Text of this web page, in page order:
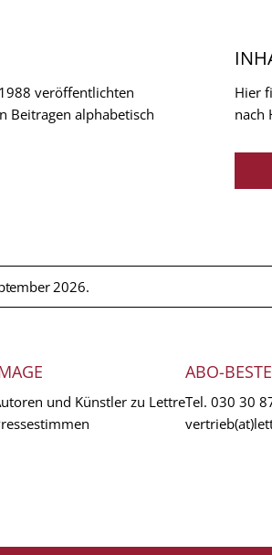
veröffentlichten
Beitragen alphabetisch
Hier
nach
2026.
und Künstler zu Lettre
ABO-
Tel. 030 30